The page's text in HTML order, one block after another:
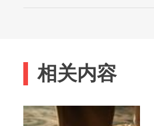
相关内容